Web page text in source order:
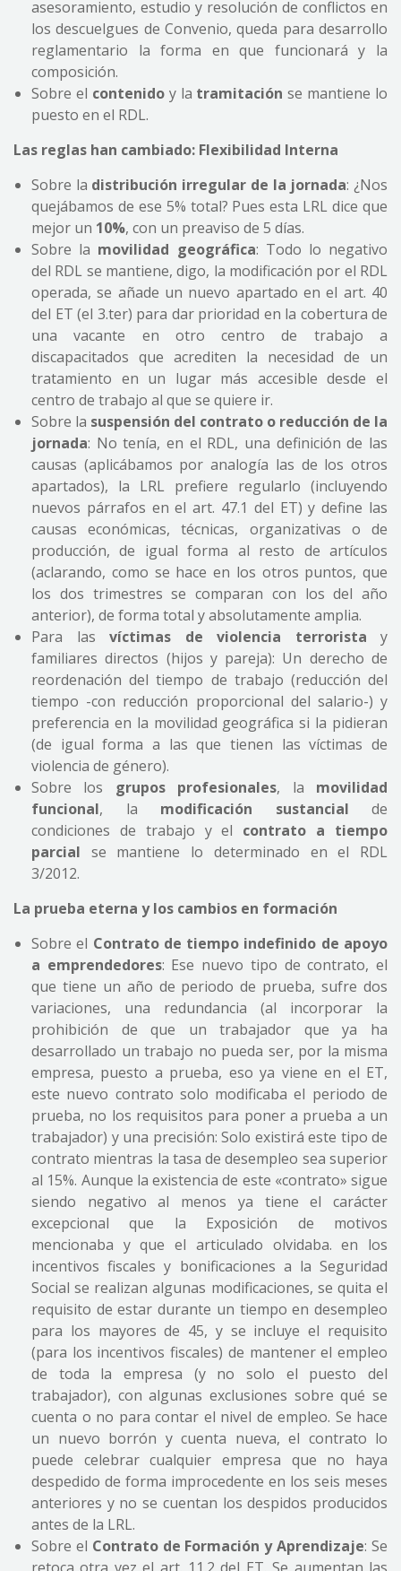
asesoramiento, estudio y resolución de conflictos en
los descuelgues de Convenio, queda para desarrollo
reglamentario la forma en que funcionará y la
composición.
Sobre el contenidoy la tramitación se mantiene lo
puesto en el RDL.
Las reglas han cambiado: Flexibilidad Interna
Sobre la distribución irregular de la jornada: ¿Nos
quejábamos de ese 5% total? Pues esta LRL dice que
mejor un 10%, con un preaviso de 5 días.
Sobre la movilidad geográfica: Todo lo negativo
del RDL se mantiene, digo, la modificación por el RDL
operada, se añade un nuevo apartado en el art. 40
del ET (el 3.ter) para dar prioridad en la cobertura de
una vacante en otro centro de trabajo a
discapacitados que acrediten la necesidad de un
tratamiento en un lugar más accesible desde el
centro de trabajo al que se quiere ir.
Sobre la suspensión del contrato o reducción de la
jornada: No tenía, en el RDL, una definición de las
causas (aplicábamos por analogía las de los otros
apartados), la LRL prefiere regularlo (incluyendo
nuevos párrafos en el art. 47.1 del ET) y define las
causas económicas, técnicas, organizativas o de
producción, de igual forma al resto de artículos
(aclarando, como se hace en los otros puntos, que
los dos trimestres se comparan con los del año
anterior), de forma total y absolutamente amplia.
Para las víctimas de violencia terrorista y
familiares directos (hijos y pareja): Un derecho de
reordenación del tiempo de trabajo (reducción del
tiempo -con reducción proporcional del salario-) y
preferencia en la movilidad geográfica si la pidieran
(de igual forma a las que tienen las víctimas de
violencia de género).
Sobre los grupos profesionales, la movilidad
funcional, la modificación sustancial de
condiciones de trabajo y el contrato a tiempo
parcial se mantiene lo determinado en el RDL
3/2012.
La prueba eterna y los cambios en formación
Sobre el Contrato de tiempo indefinido de apoyo
a emprendedores: Ese nuevo tipo de contrato, el
que tiene un año de periodo de prueba, sufre dos
variaciones, una redundancia (al incorporar la
prohibición de que un trabajador que ya ha
desarrollado un trabajo no pueda ser, por la misma
empresa, puesto a prueba, eso ya viene en el ET,
este nuevo contrato solo modificaba el periodo de
prueba, no los requisitos para poner a prueba a un
trabajador) y una precisión: Solo existirá este tipo de
contrato mientras la tasa de desempleo sea superior
al 15%. Aunque la existencia de este «contrato» sigue
siendo negativo al menos ya tiene el carácter
excepcional que la Exposición de motivos
mencionaba y que el articulado olvidaba. en los
incentivos fiscales y bonificaciones a la Seguridad
Social se realizan algunas modificaciones, se quita el
requisito de estar durante un tiempo en desempleo
para los mayores de 45, y se incluye el requisito
(para los incentivos fiscales) de mantener el empleo
de toda la empresa (y no solo el puesto del
trabajador), con algunas exclusiones sobre qué se
cuenta o no para contar el nivel de empleo. Se hace
un nuevo borrón y cuenta nueva, el contrato lo
puede celebrar cualquier empresa que no haya
despedido de forma improcedente en los seis meses
anteriores y no se cuentan los despidos producidos
antes de la LRL.
Sobre el Contrato de Formación y Aprendizaje: Se